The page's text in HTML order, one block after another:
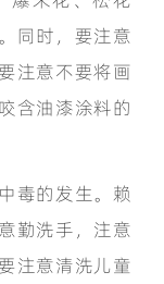
同时，要注意
注意不要将画
含油漆涂料的
毒的发生。赖
勤洗手，注意
注意清洗儿童